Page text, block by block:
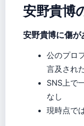
安野貴博
安野貴博に傷が
公のプロ
言及され
SNS上で
なし
現時点で